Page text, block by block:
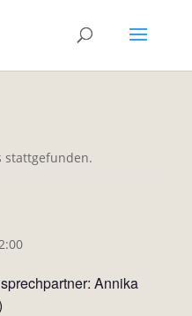
stattgefunden.
Annika